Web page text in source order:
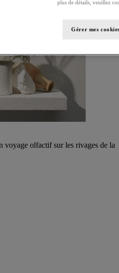
voyage olfactif sur les rivages de la
plus de détails, veuillez
Gérer mes